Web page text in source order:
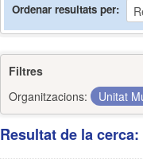
Ordenar resultats per
Filtres
Organitzacions:
Unitat
Resultat de la